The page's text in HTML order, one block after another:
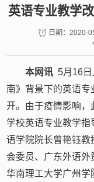
英语专业教学
日期：2020-
本网讯 5月16日
南》背景下的英语专
开。由于疫情影响
学校英语专业教学指
语学院院长曾艳钰教
会委员、广东外语外
华南理工大学广州学